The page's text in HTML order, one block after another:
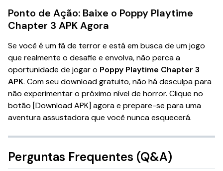
Ponto de Ação: Baixe o Poppy Playtime
Chapter 3 APK Agora
Se você é um fã de terror e está em busca de um jogo
que realmente o desafie e envolva, não perca a
oportunidade de jogar o Poppy Playtime Chapter 3
APK. Com seu download gratuito, não há desculpa para
não experimentar o próximo nível de horror. Clique no
botão [Download APK] agora e prepare-se para uma
aventura assustadora que você nunca esquecerá.
Perguntas Frequentes (Q&A)